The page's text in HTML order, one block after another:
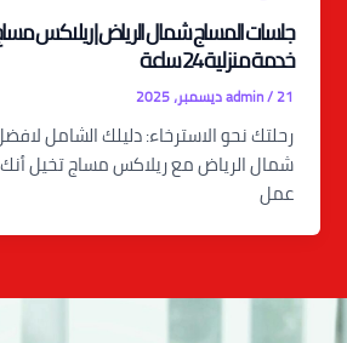
خدمة منزلية 24 ساعة
admin/21 ديسمبر، 2025
رحلتك نحو الاسترخاء: دليلك الشامل
شمال الرياض مع ريلاكس مساج تخيل
عمل